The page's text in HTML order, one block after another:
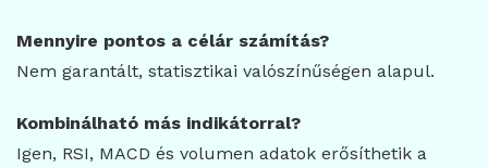
Mennyire pontos a célár számítás?
Nem garantált, statisztikai valószínűségen alapul.
Kombinálható más indikátorral?
Igen, RSI, MACD és volumen adatok erősíthetik a